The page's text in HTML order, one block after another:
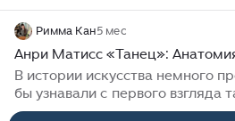
Римма Кан5 мес
Анри Матисс «Танец»:
В истории искусства немного
бы узнавали с первого взгляда
как «Танец» Анри Матисса.